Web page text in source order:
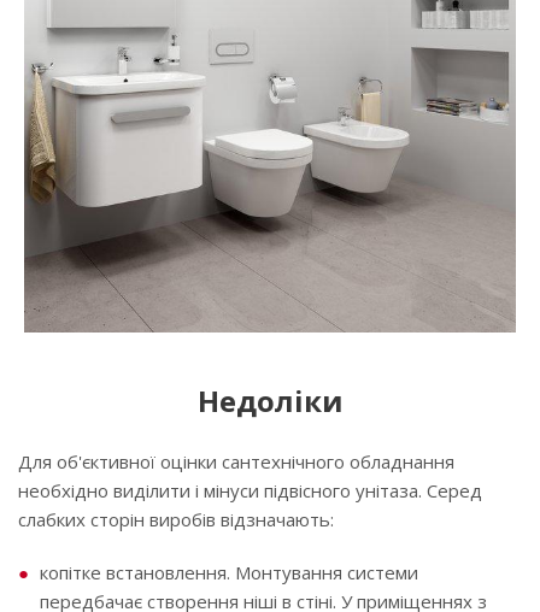
Недоліки
Для об'єктивної оцінки сантехнічного обладнання
необхідно виділити і мінуси підвісного унітаза. Серед
слабких сторін виробів відзначають:
копітке встановлення. Монтування системи
передбачає створення ніші в стіні. У приміщеннях з